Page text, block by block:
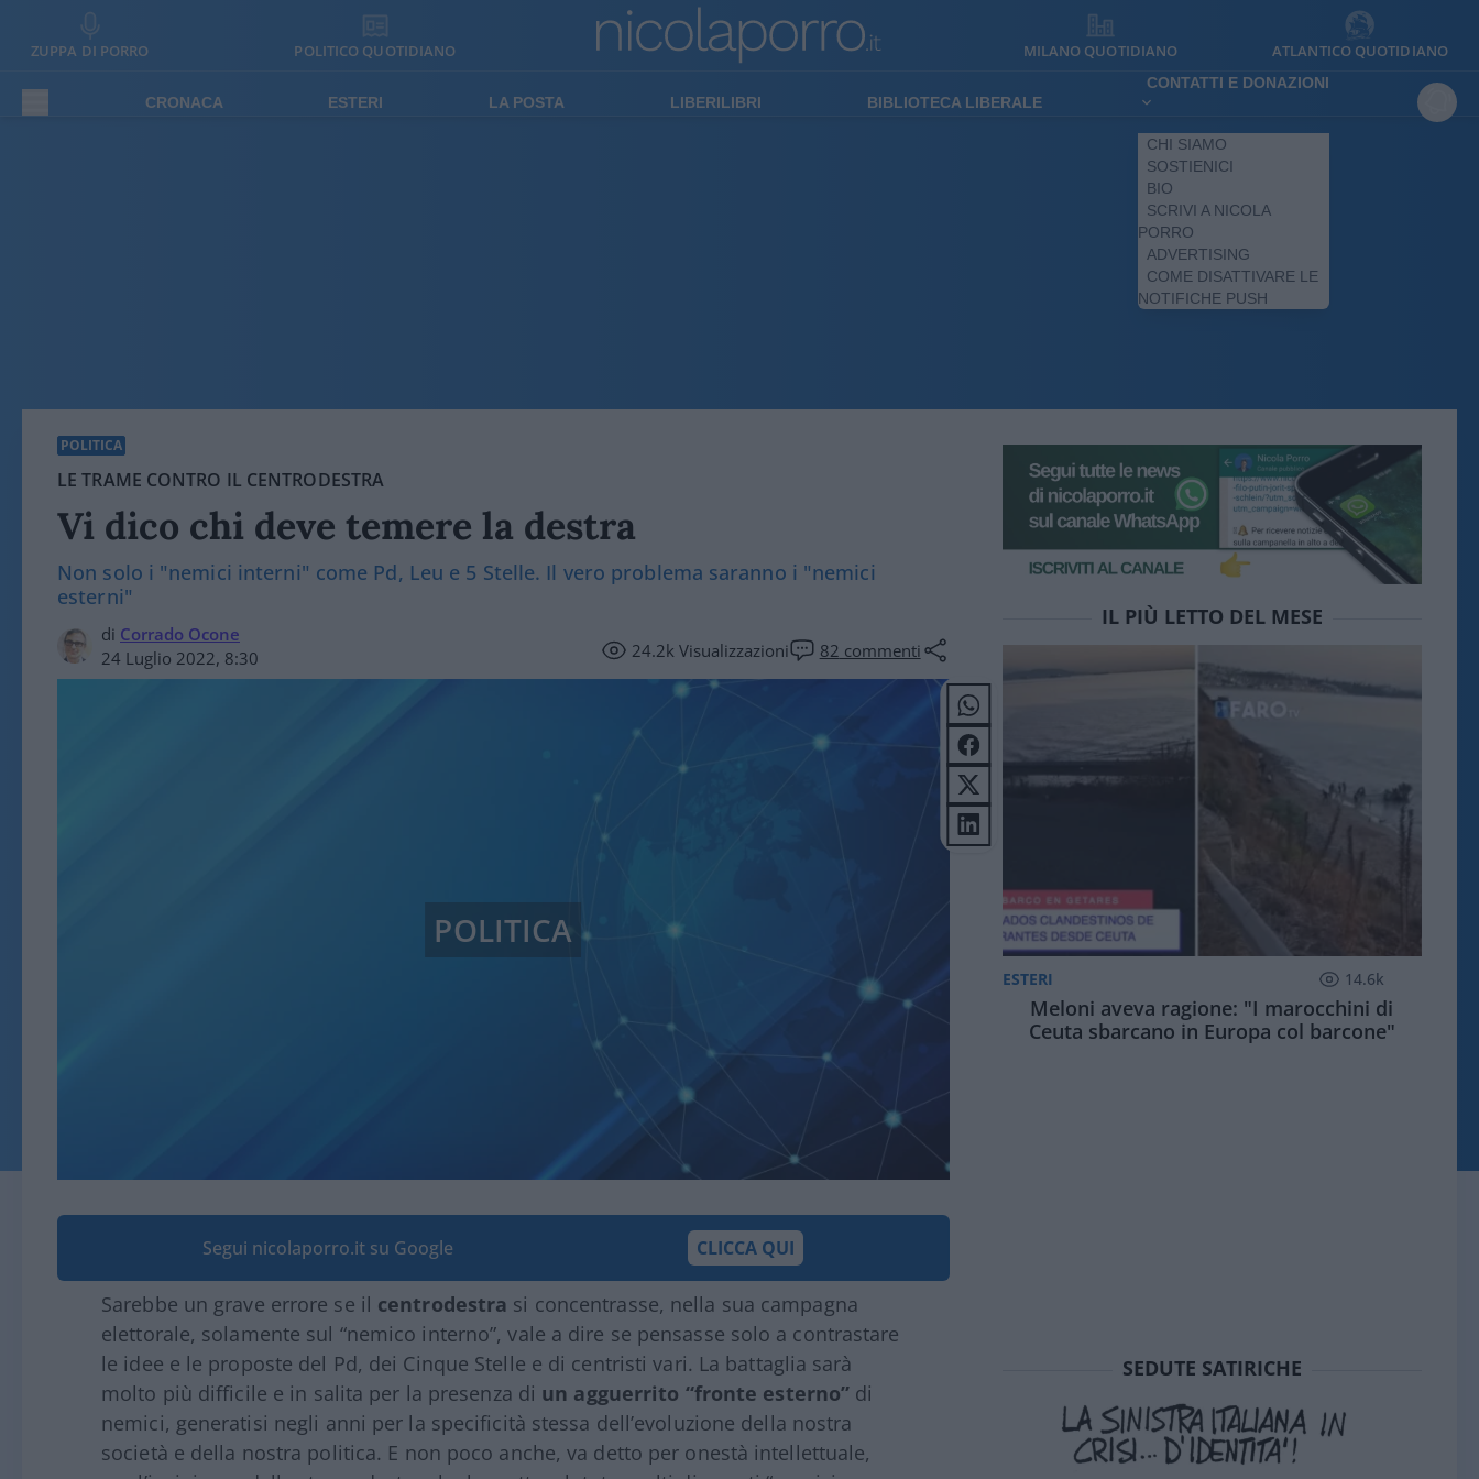
ZUPPA DI PORRO POLITICO QUOTIDIANO MILANO QUOTIDIANO ATLANTICO QUOTIDIANO
CRONACA ESTERI LA POSTA LIBERILIBRI BIBLIOTECA LIBERALE
CONTATTI E DONAZIONI
CHI SIAMO
SOSTIENICI
BIO
SCRIVI A NICOLA
PORRO
ADVERTISING
COME DISATTIVARE LE
NOTIFICHE PUSH
POLITICA
LE TRAME CONTRO IL CENTRODESTRA
Vi dico chi deve temere la destra
Non solo i "nemici interni" come Pd, Leu e 5 Stelle. Il vero problema saranno i "nemici
esterni"
di Corrado Ocone
24 Luglio 2022, 8:30
24.2kVisualizzazioni 82 commenti
POLITICA
Segui nicolaporro.it su Google CLICCA QUI
Sarebbe un grave errore se il centrodestra si concentrasse, nella sua campagna
elettorale, solamente sul “nemico interno”, vale a dire se pensasse solo a contrastare
le idee e le proposte del Pd, dei Cinque Stelle e di centristi vari. La battaglia sarà
molto più difficile e in salita per la presenza di un agguerrito “fronte esterno” di
nemici, generatisi negli anni per la specificità stessa dell’evoluzione della nostra
società e della nostra politica. E non poco anche, va detto per onestà intellettuale,
IL PIÙ LETTO DEL MESE
ESTERI 14.6k
Meloni aveva ragione: "I marocchini di
Ceuta sbarcano in Europa col barcone"
SEDUTE SATIRICHE